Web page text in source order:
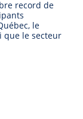
record de
le
que le secteur